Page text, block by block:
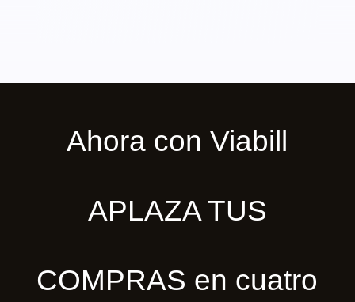
Ahora con Viabill
APLAZA TUS
COMPRAS en cuatro